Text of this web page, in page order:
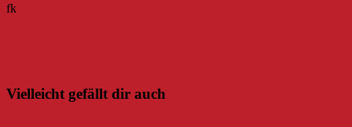
fk
Vielleicht gefällt dir auch